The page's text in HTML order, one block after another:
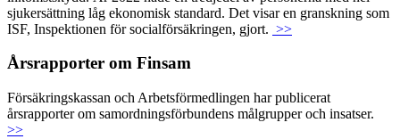
sjukersättning låg ekonomisk standard. Det visar en granskning som
ISF, Inspektionen för socialförsäkringen, gjort. >>
Årsrapporter om Finsam
Försäkringskassan och Arbetsförmedlingen har publicerat
årsrapporter om samordningsförbundens målgrupper och insatser.
>>